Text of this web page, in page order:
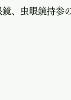
、虫眼鏡持参